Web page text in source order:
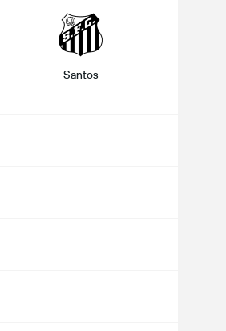
Santos